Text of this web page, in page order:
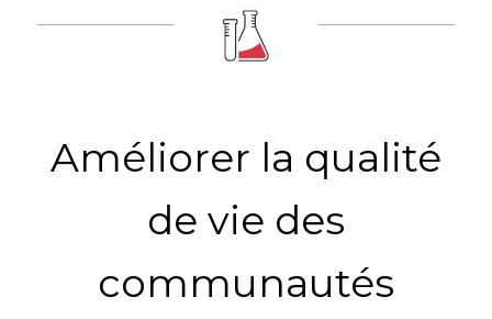
Améliorer la qualité
de vie des
communautés